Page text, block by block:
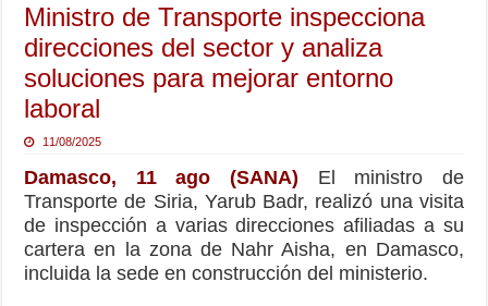
Ministro de Transporte inspecciona
direcciones del sector y analiza
soluciones para mejorar entorno
laboral
11/08/2025
Damasco, 11 ago (SANA) El ministro de
Transporte de Siria, Yarub Badr, realizó una visita
de inspección a varias direcciones afiliadas a su
cartera en la zona de Nahr Aisha, en Damasco,
incluida la sede en construcción del ministerio.